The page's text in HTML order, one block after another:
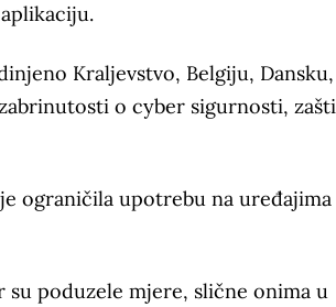
Kraljevstvo, Belgiju,
o cyber sigurnosti,
ograničila upotrebu na uređajima
su poduzele mjere, slične onima u